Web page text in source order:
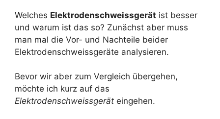
Welches Elektrodenschweissgerät ist besser
und warum ist das so? Zunächst aber muss
man mal die Vor- und Nachteile beider
Elektrodenschweissgeräte analysieren.
Bevor wir aber zum Vergleich übergehen,
möchte ich kurz auf das
Elektrodenschweissgerät eingehen.